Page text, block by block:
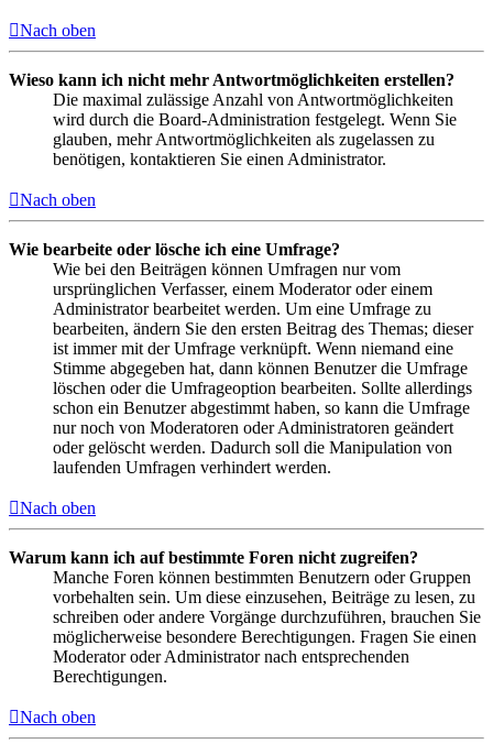
Nach oben
Wieso kann ich nicht mehr Antwortmöglichkeiten erstellen?
Die maximal zulässige Anzahl von Antwortmöglichkeiten
wird durch die Board-Administration festgelegt. Wenn Sie
glauben, mehr Antwortmöglichkeiten als zugelassen zu
benötigen, kontaktieren Sie einen Administrator.
Nach oben
Wie bearbeite oder lösche ich eine Umfrage?
Wie bei den Beiträgen können Umfragen nur vom
ursprünglichen Verfasser, einem Moderator oder einem
Administrator bearbeitet werden. Um eine Umfrage zu
bearbeiten, ändern Sie den ersten Beitrag des Themas; dieser
ist immer mit der Umfrage verknüpft. Wenn niemand eine
Stimme abgegeben hat, dann können Benutzer die Umfrage
löschen oder die Umfrageoption bearbeiten. Sollte allerdings
schon ein Benutzer abgestimmt haben, so kann die Umfrage
nur noch von Moderatoren oder Administratoren geändert
oder gelöscht werden. Dadurch soll die Manipulation von
laufenden Umfragen verhindert werden.
Nach oben
Warum kann ich auf bestimmte Foren nicht zugreifen?
Manche Foren können bestimmten Benutzern oder Gruppen
vorbehalten sein. Um diese einzusehen, Beiträge zu lesen, zu
schreiben oder andere Vorgänge durchzuführen, brauchen Sie
möglicherweise besondere Berechtigungen. Fragen Sie einen
Moderator oder Administrator nach entsprechenden
Berechtigungen.
Nach oben